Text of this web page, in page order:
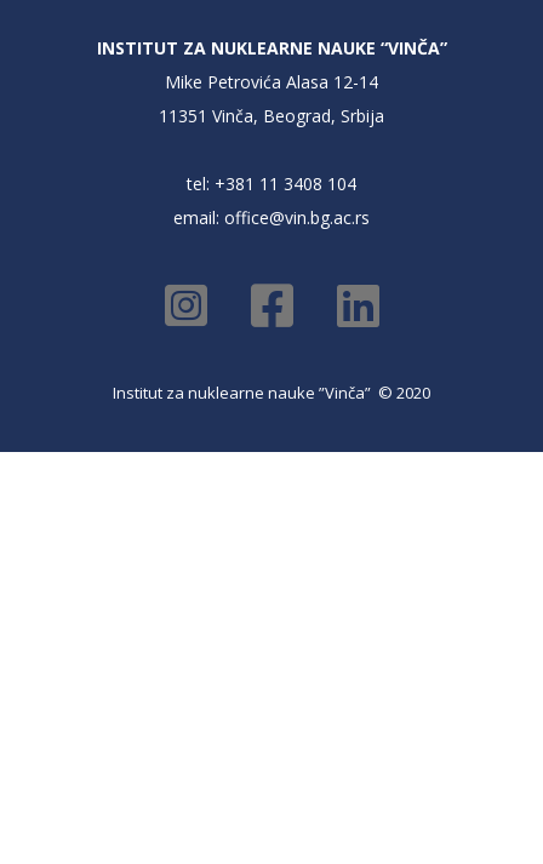
INSTITUT ZA NUKLEARNE NAUKE “VINČA”
Mike Petrovića Alasa 12-14
11351 Vinča, Beograd, Srbija
tel: +381 11 3408 104
email: office@vin.bg.ac.rs
Institut za nuklearne nauke ”Vinča” © 2020